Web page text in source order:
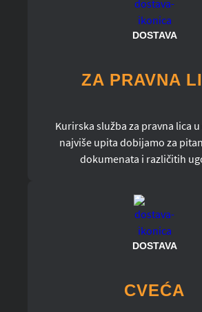
DOSTAVA
ZA PRAVNA
Kurirska služba za pravna lica
najviše upita dobijamo za
dokumenata i različitih
DOSTAVA
CVEĆA